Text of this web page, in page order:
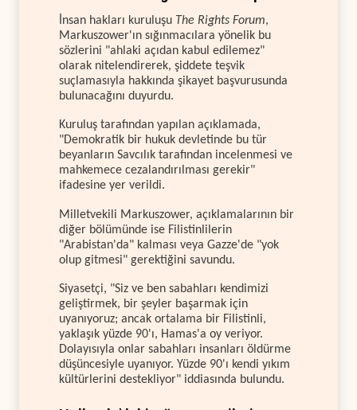
İnsan hakları kuruluşu The Rights Forum,
Markuszower'ın sığınmacılara yönelik bu
sözlerini "ahlaki açıdan kabul edilemez"
olarak nitelendirerek, şiddete teşvik
suçlamasıyla hakkında şikayet başvurusunda
bulunacağını duyurdu.
Kuruluş tarafından yapılan açıklamada,
"Demokratik bir hukuk devletinde bu tür
beyanların Savcılık tarafından incelenmesi ve
mahkemece cezalandırılması gerekir"
ifadesine yer verildi.
Milletvekili Markuszower, açıklamalarının bir
diğer bölümünde ise Filistinlilerin
"Arabistan'da" kalması veya Gazze'de "yok
olup gitmesi" gerektiğini savundu.
Siyasetçi, "Siz ve ben sabahları kendimizi
geliştirmek, bir şeyler başarmak için
uyanıyoruz; ancak ortalama bir Filistinli,
yaklaşık yüzde 90'ı, Hamas'a oy veriyor.
Dolayısıyla onlar sabahları insanları öldürme
düşüncesiyle uyanıyor. Yüzde 90'ı kendi yıkım
kültürlerini destekliyor" iddiasında bulundu.